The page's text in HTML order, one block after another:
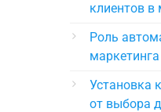
клиентов в
Роль
Установка
от выбора